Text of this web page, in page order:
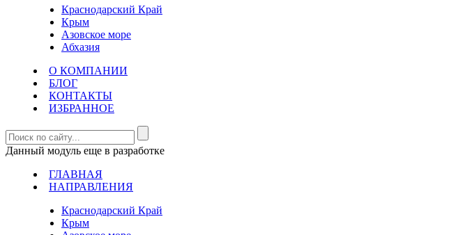
Краснодарский Край
Крым
Азовское море
Абхазия
О КОМПАНИИ
БЛОГ
КОНТАКТЫ
ИЗБРАННОЕ
Данный модуль еще в разработке
ГЛАВНАЯ
НАПРАВЛЕНИЯ
Краснодарский Край
Крым